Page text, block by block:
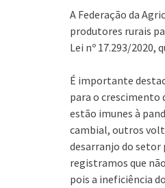
A Federação da
produtores rurais
Lei nº 17.293/2020,
É importante
para o crescimento
estão imunes à
cambial, outros
desarranjo do setor
registramos que
pois a ineficiência